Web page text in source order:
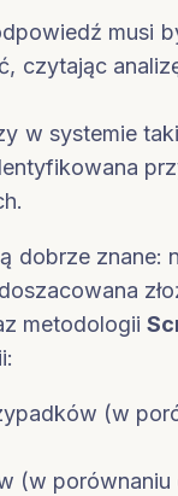
musi
czytając
w systemie
znane:
metodologii
(w
(w porównaniu